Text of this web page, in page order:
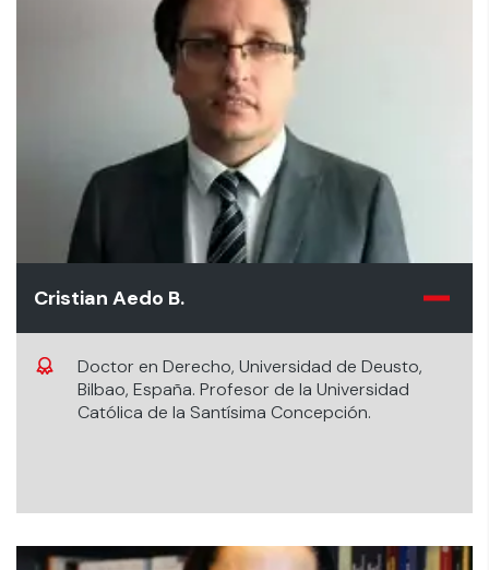
Cristian Aedo B.
Doctor en Derecho, Universidad de Deusto,
Bilbao, España. Profesor de la Universidad
Católica de la Santísima Concepción.